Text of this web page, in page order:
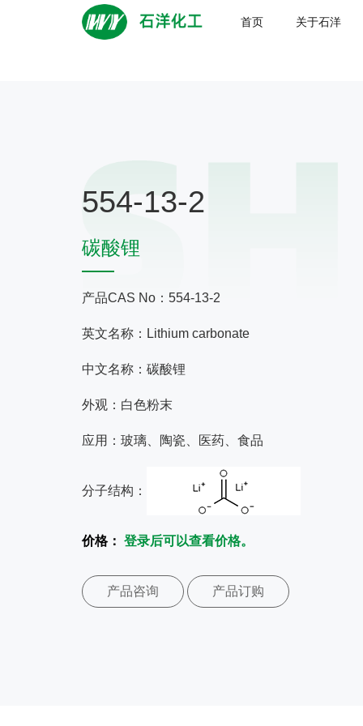
首页 关于石洋
554-13-2
碳酸锂
产品CAS No：554-13-2
英文名称：Lithium carbonate
中文名称：碳酸锂
外观：白色粉末
应用：玻璃、陶瓷、医药、食品
分子结构：
价格： 登录后可以查看价格。
产品咨询 产品订购